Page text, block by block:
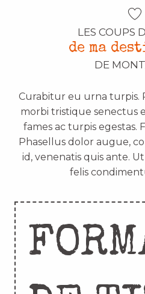
LES COUPS
de ma
DE
Curabitur eu urna turpis.
morbi tristique senectus
fames ac turpis
Phasellus dolor augue,
id, venenatis quis ante.
felis